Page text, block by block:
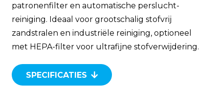
patronenfilter en automatische perslucht­
reiniging. Ideaal voor grootschalig stofvrij
zandstralen en industriële reiniging, optioneel
met HEPA-filter voor ultrafijne stofverwijdering.
SPECIFICATIES